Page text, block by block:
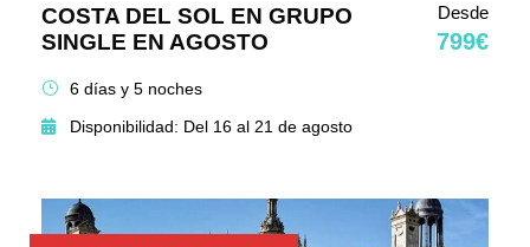
COSTA DEL SOL EN GRUPO
SINGLE EN AGOSTO
Desde
799€
6 días y 5 noches
Disponibilidad: Del 16 al 21 de agosto